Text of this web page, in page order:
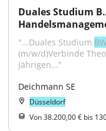
Duales Studium
"...Duales Studium
(m/w/d)Verbinde
jährigen..."
Deichmann SE
Düsseldorf
Von 38.200,00 € bis